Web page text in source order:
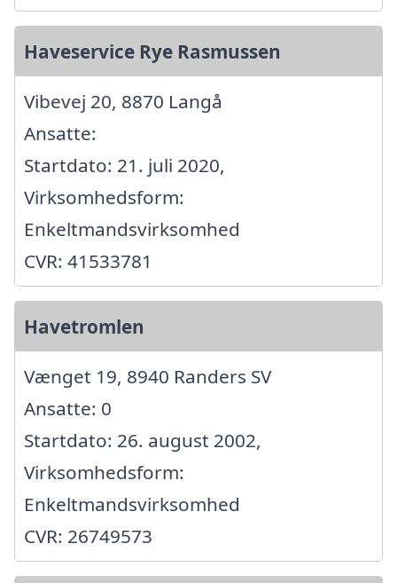
Haveservice Rye Rasmussen
Vibevej 20, 8870 Langå
Ansatte:
Startdato: 21. juli 2020,
Virksomhedsform:
Enkeltmandsvirksomhed
CVR: 41533781
Havetromlen
Vænget 19, 8940 Randers SV
Ansatte: 0
Startdato: 26. august 2002,
Virksomhedsform:
Enkeltmandsvirksomhed
CVR: 26749573